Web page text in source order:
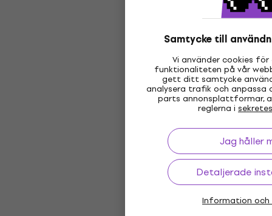
Samtycke till
Vi använder cookies
funktionaliteten på vår
gett ditt samtycke
analysera trafik och anpassa
parts annonsplattformar,
reglerna i
Jag håller
Detaljerade
Information och